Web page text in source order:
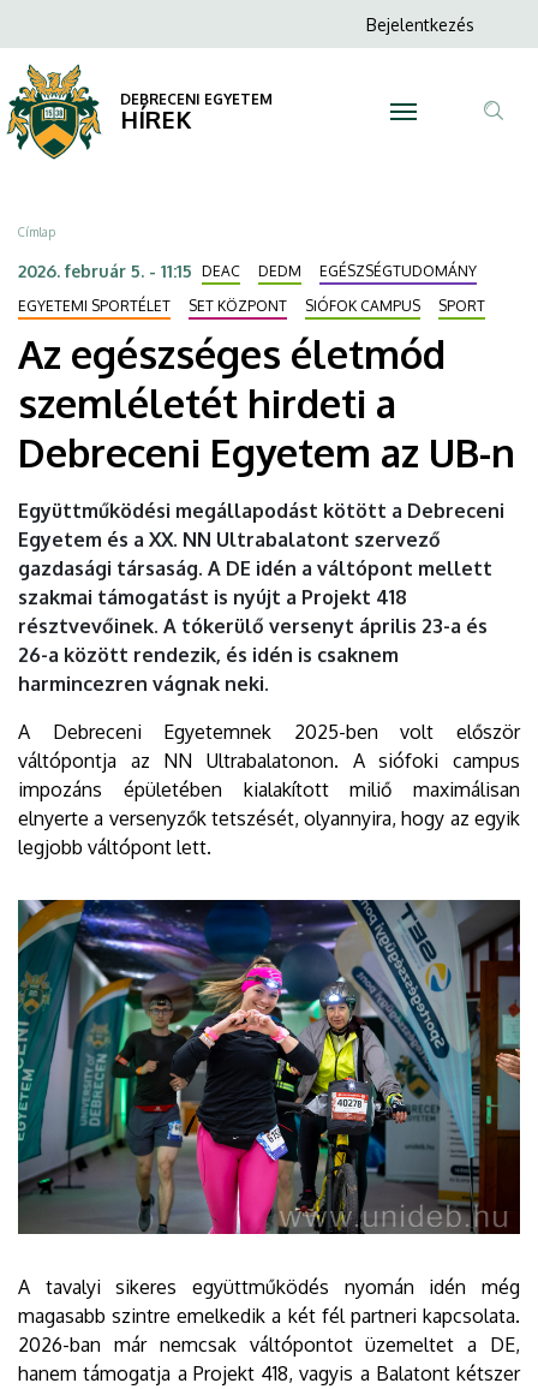
egészséges
életmód
szemléletét
hirdeti
a
Debreceni
Egyetem
az
UB-
n
DEBRECENI
EGYETEM
a
tartalomra
Anonim
menüje
Bejelentkezés
DEBRECENI EGYETEM
HÍREK
Morzsa
Címlap
2026. február 5. - 11:15 DEAC DEDM
EGÉSZSÉGTUDOMÁNY
EGYETEMI SPORTÉLET
SET KÖZPONT SIÓFOK CAMPUS SPORT
Az egészséges életmód
szemléletét hirdeti a
Debreceni Egyetem az UB-n
Együttműködési megállapodást kötött a Debreceni
Egyetem és a XX. NN Ultrabalatont szervező
gazdasági társaság. A DE idén a váltópont mellett
szakmai támogatást is nyújt a Projekt 418
résztvevőinek. A tókerülő versenyt április 23-a és
26-a között rendezik, és idén is csaknem
harmincezren vágnak neki.
A Debreceni Egyetemnek 2025-ben volt először
váltópontja az NN Ultrabalatonon. A siófoki campus
impozáns épületében kialakított miliő maximálisan
elnyerte a versenyzők tetszését, olyannyira, hogy az egyik
legjobb váltópont lett.
A tavalyi sikeres együttműködés nyomán idén még
magasabb szintre emelkedik a két fél partneri kapcsolata.
2026-ban már nemcsak váltópontot üzemeltet a DE,
hanem támogatja a Projekt 418, vagyis a Balatont kétszer